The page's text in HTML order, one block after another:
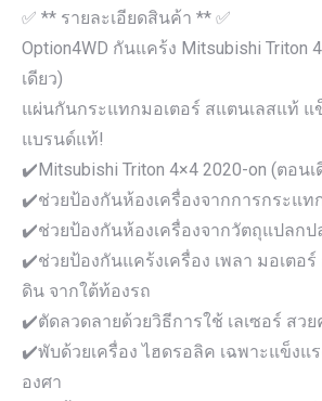
✅ ** รายละเอียดสินค้า ** ✅
Option4WD กันแคร้ง Mitsubishi Triton
เดียว)
แผ่นกันกระแทกมอเตอร์ สแตนเลสแท้ แ
แบรนด์แท้!
✔️Mitsubishi Triton 4×4 2020-on (ตอนเ
✔️ช่วยป้องกันห้องเครื่องจากการกระแท
✔️ช่วยป้องกันห้องเครื่องจากวัตถุแปลกป
✔️ช่วยป้องกันแคร้งเครื่อง เพลา มอเตอ
ดิน จากใต้ท้องรถ
✔️ตัดลวดลายด้วยวิธีการใช้ เลเซอร์ ส
✔️พับด้วยเครื่อง ไฮดรอลิค เฉพาะแข็งแ
องศา